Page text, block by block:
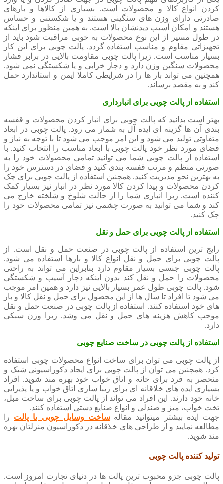
کردن انواع کالا و محصولات است. بسیاری از کالاها و بارهای
صادرتی دارای وزن های سنگینی هستند و یا شکستنی و حساس
هستند و امکان آسیب دیدنشان بالا است. به همین منظور برای اینکه
در طول مسیر از این نوع محصولات به خوبی مراقبت شود باید از
تجهیزاتی مقاوم و مناسب استفاده گردد. پالت چوبی برای این کار
بسیار مناسب است. زیرا پالت چوبی مقاومت بالایی در برابر فشار
محصولات سنگین وزن دارد و دچار خرابی و یا شکستگی نمی شود.
همچنین می تواند بار ها را در شرایطی کاملا ایمن و استاندارد حمل
کند و به مقصد برساند.
استفاده از پالت چوبی برای انبارداری
بهتر است بدانید که پالت چوبی برای انبار کردن محصولات و قفسه
بندی آن ها گزینه ای ایده آل به شمار می رود. پالت چوبی در ابعاد
متفاوتی تولید می شود و این امر موجب می شود تا با توجه به نیاز و
فضای مورد نظر خود پالت چوبی با ابعاد مناسب را انتخاب کنید. با
استفاده از پالت چوبی شما می توانید تمامی محصولات خود را به
صورتی منظم و مرتب قفسه بندی کنید و فضای در دسترس خود را
به بهترین نحو مدیریت کنید. همچنین استفاده از پالت چوبی برای چک
کردن محصولات و پیدا کردن کالا مورد نظر در انبار نیز بسیار کمک
کننده است. زیرا انباری شما را از حالت شلوخ و شلخته خارج می
کند و شما می توانید به صورت چشمی نیز تمامی محصولات خود را
چک کنید.
استفاده از پالت چوبی برای حمل و نقل
رایج ترین استفاده از پالت چوبی در صنعت حمل و نقل است. از
پالت چوبی برای حمل و نقل انواع کالا و بارها استفاده می شود.
پالت چوبی جنسی بسیار مقاوم دارد بنابراین می تواند به راحتی
محصولات را حمل و نقل کند بدون اینکه دچار آسیب و شکستگی
شود. پالت چوبی طول عمر بسیار بالایی نیز دارد و همین امر موجب
می شود تا افراد تا سال ها از این محصول برای حمل و نقل کالا و بار
های خود استفاده کنند. استفاده از پالت چوبی در صنعت حمل و نقل
موجب کاهش هزینه های حمل و نقل می وشد. زیرا وزن سبکی
دارد.
استفاده از پالت چوبی در ساخت صنایع چوبی
از پالت چوبی می توان برای ساخت انواع محصولات چوبی استفاده
کرد. همچنین می توان از پالت چوبی برای ایجاد دکوراسیونی شیک و
منحصر به فرد برای خانه و اتاق خواب خود بهره مند شوید. افراد
بسیاری ایده های خلاقانه ای برای زیبا سازی اتاق خواب و یا پذیرایی
خانه خود دارند. این افراد می تواند از پالت چوبی برای ساخت مبل،
تخت خواب، میز و صندلی و انواع صنایع دستی استفاده کنند.
جهت ایده بیشتر میتوانید مقاله ساخت وسایل چوبی با پالت را
مطالعه نمایید و از طراحی های خلاقانه در دکوراسیون منزلتان بهره
مند شوید.
تولید کننده پالت چوبی
پالت چوبی جزو محبوب ترین پالت ها در دنیای تجارت امروز است.